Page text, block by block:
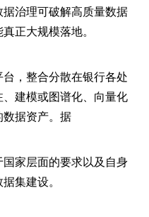
治理可破解高质量数据
正大规模落地。
，整合分散在银行各处
建模或图谱化、向量化
据资产。据
国家层面的要求以及自身
集建设。